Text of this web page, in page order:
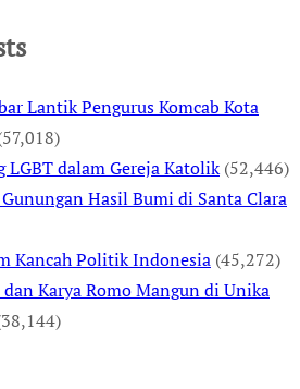
Lantik Pengurus Komcab Kota
LGBT dalam Gereja Katolik (52,446)
Hasil Bumi di Santa Clara
Kancah Politik Indonesia (45,272)
Karya Romo Mangun di Unika